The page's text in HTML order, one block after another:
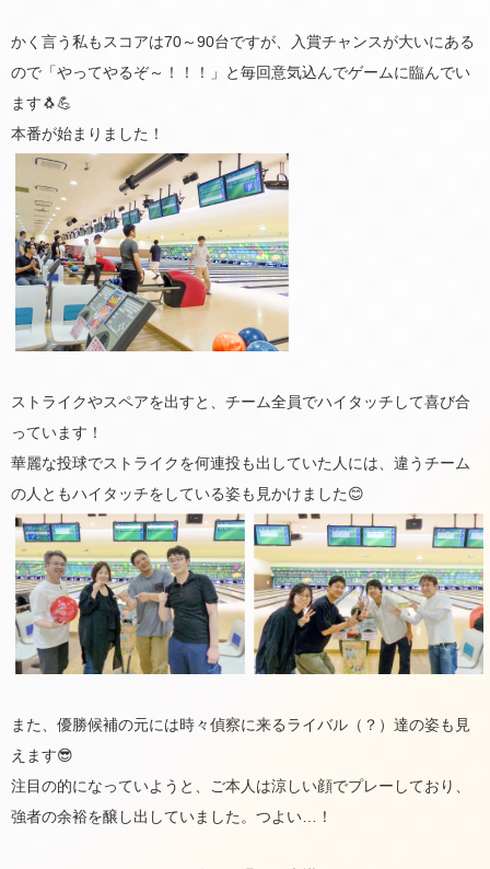
かく言う私もスコアは70～90台ですが、入賞チャンスが大いにある
ので「やってやるぞ～！！！」と毎回意気込んでゲームに臨んでい
ます🐧💪
本番が始まりました！
ストライクやスペアを出すと、チーム全員でハイタッチして喜び合
っています！
華麗な投球でストライクを何連投も出していた人には、違うチーム
の人ともハイタッチをしている姿も見かけました😊
また、優勝候補の元には時々偵察に来るライバル（？）達の姿も見
えます😎
注目の的になっていようと、ご本人は涼しい顔でプレーしており、
強者の余裕を醸し出していました。つよい…！